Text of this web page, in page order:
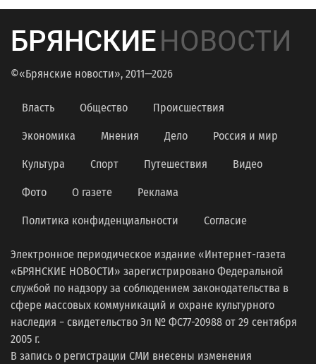
БРЯНСКИЕНОВОСТИ
©«Брянские новости», 2011—2026
Власть Общество Происшествия
Экономика Мнения Дело Россия и мир
Культура Спорт Путешествия Видео
Фото О газете Реклама
Политика конфиденциальности Согласие
Электронное периодическое издание «Интернет-газета
«БРЯНСКИЕ НОВОСТИ» зарегистрировано Федеральной
службой по надзору за соблюдением законодательства в
сфере массовых коммуникаций и охране культурного
наследия − свидетельство Эл № ФС77-20988 от 29 сентября
2005 г.
В запись о регистрации СМИ внесены изменения